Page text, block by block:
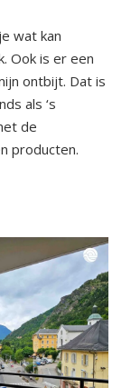
wat kan
Ook is er een
ontbijt. Dat is
als ‘s
de
producten.